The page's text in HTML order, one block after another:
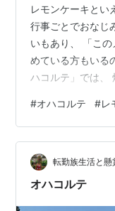
レモンケーキとい
行事ごとでおなじ
いもあり、 「こ
めている方もいる
ハコルテ」では、
ただきました。 シ
じられて すごく
いのですが、 こ
感動してしまって
す。 なんでだろう
#オハコルテ #レ
転勤族生活と懸
オハコルテ